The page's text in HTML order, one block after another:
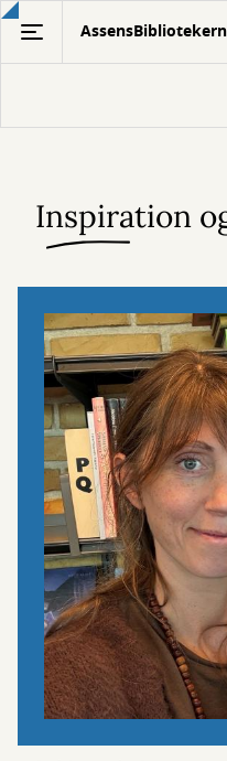
Gå
hovedindhold
Inspiration
Inspiration